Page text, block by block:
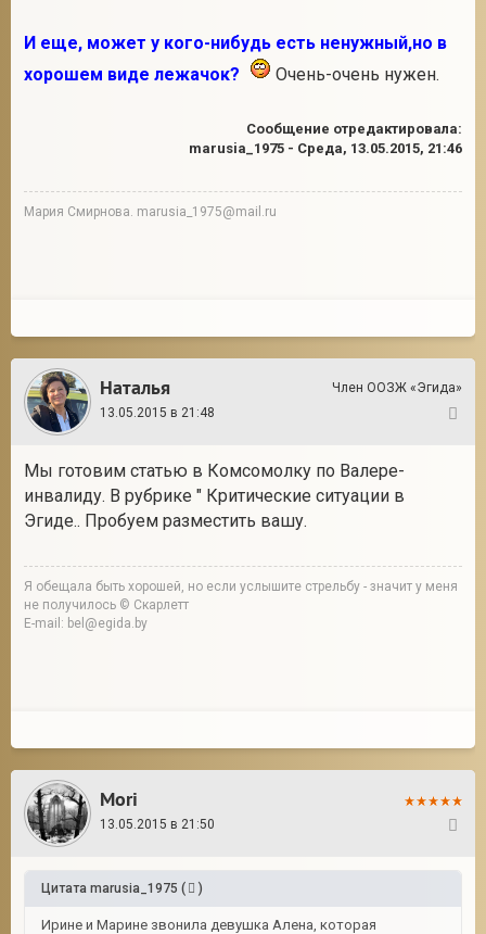
И еще, может у кого-нибудь есть ненужный,но в
хорошем виде лежачок?
Очень-очень нужен.
Сообщение отредактировала:
marusia_1975 - Среда, 13.05.2015, 21:46
Мария Смирнова. marusia_1975@mail.ru
Наталья
Член ООЗЖ «Эгида»
13.05.2015 в 21:48
Мы готовим статью в Комсомолку по Валере-
инвалиду. В рубрике " Критические ситуации в
Эгиде.. Пробуем разместить вашу.
Я обещала быть хорошей, но если услышите стрельбу - значит у меня
не получилось © Скарлетт
E-mail: bel@egida.by
Mori
13.05.2015 в 21:50
Цитата marusia_1975 ( )
Ирине и Марине звонила девушка Алена, которая